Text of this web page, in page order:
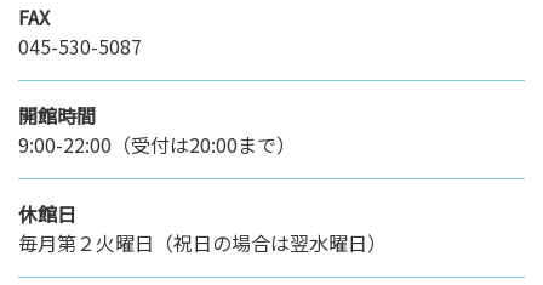
FAX
045-530-5087
開館時間
9:00-22:00（受付は20:00まで）
休館日
毎月第２火曜日（祝日の場合は翌水曜日）